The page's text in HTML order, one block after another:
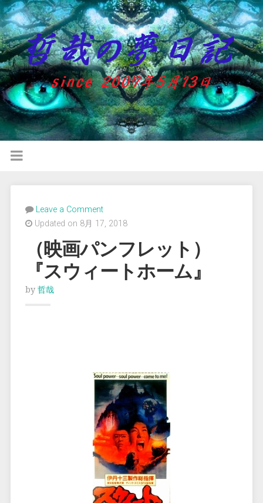
Leave a Comment
Updated on 8月 17, 2018
（映画パンフレット）
『スウィートホーム』
by 哲哉